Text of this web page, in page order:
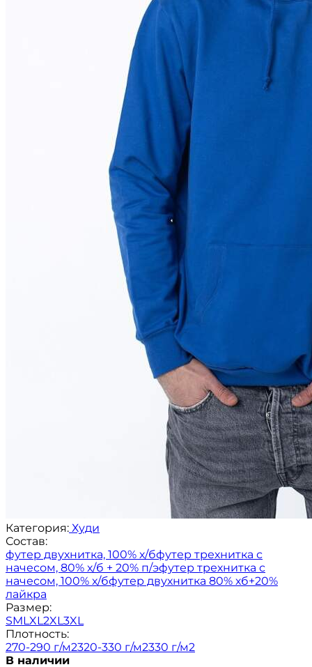
Категория: Худи
Состав:
футер двухнитка, 100% х/бфутер трехнитка с
начесом, 80% х/б + 20% п/эфутер трехнитка с
начесом, 100% х/бфутер двухнитка 80% хб+20%
лайкра
Размер:
SMLXL2XL3XL
Плотность:
270-290 г/м2320-330 г/м2330 г/м2
В наличии